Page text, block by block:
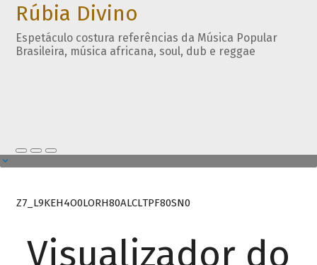
Rúbia Divino
Espetáculo costura referências da Música Popular
Brasileira, música africana, soul, dub e reggae
Z7_L9KEH4O0LORH80ALCLTPF80SN0
Visualizador do